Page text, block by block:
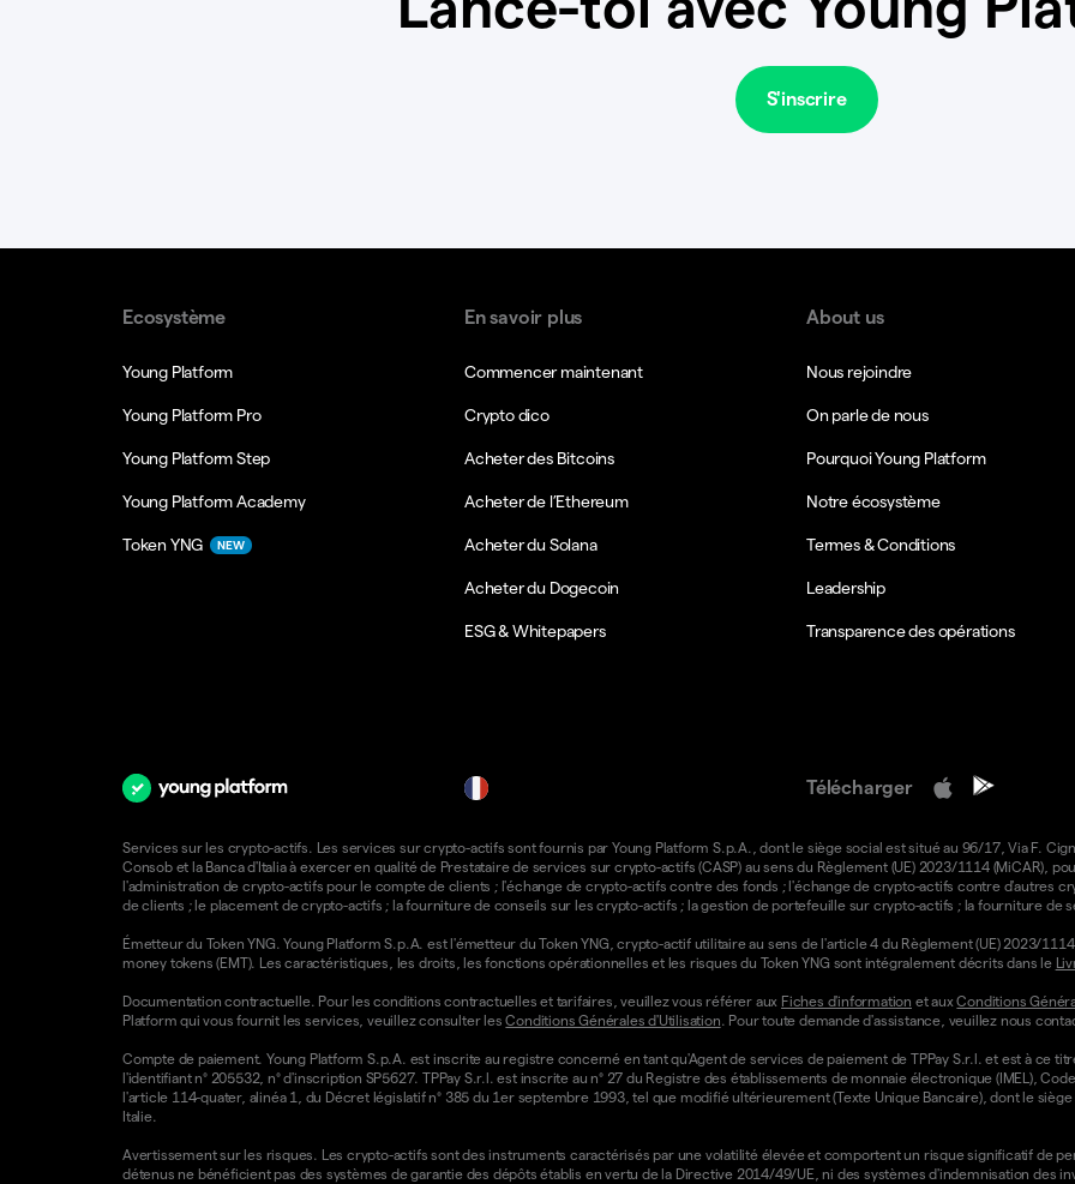
S'inscrire
Ecosystème
Young Platform
Young Platform Pro
Young Platform Step
Young Platform Academy
Token YNG NEW
En savoir plus
Commencer maintenant
Crypto dico
Acheter des Bitcoins
Acheter de l’Ethereum
Acheter du Solana
Acheter du Dogecoin
ESG & Whitepapers
About us
Nous rejoindre
On parle de nous
Pourquoi Young Platform
Notre écosystème
Termes & Conditions
Leadership
Transparence des opérations
Télécharger
Services sur les crypto-actifs. Les services sur crypto-actifs sont fournis par Young Platform S.p.A., dont le siège social est situé au 96/17, Via F.
Consob et la Banca d'Italia à exercer en qualité de Prestataire de services sur crypto-actifs (CASP) au sens du Règlement (UE) 2023/1114 (MiCAR),
l'administration de crypto-actifs pour le compte de clients ; l'échange de crypto-actifs contre des fonds ; l'échange de crypto-actifs contre d'autres
de clients ; le placement de crypto-actifs ; la fourniture de conseils sur les crypto-actifs ; la gestion de portefeuille sur crypto-actifs ; la fourniture
Émetteur du Token YNG. Young Platform S.p.A. est l'émetteur du Token YNG, crypto-actif utilitaire au sens de l'article 4 du Règlement (UE) 2023/
money tokens (EMT). Les caractéristiques, les droits, les fonctions opérationnelles et les risques du Token YNG sont intégralement décrits dans le
Documentation contractuelle. Pour les conditions contractuelles et tarifaires, veuillez vous référer aux Fiches d'information et auxConditions
Platform qui vous fournit les services, veuillez consulter lesConditions Générales d'Utilisation. Pour toute demande d'assistance, veuillez nous
Compte de paiement. Young Platform S.p.A. est inscrite au registre concerné en tant qu'Agent de services de paiement de TPPay S.r.l. et est à ce
l'identifiant n° 205532, n° d'inscription SP5627. TPPay S.r.l. est inscrite au n° 27 du Registre des établissements de monnaie électronique (IMEL),
l'article 114-quater, alinéa 1, du Décret législatif n° 385 du 1er septembre 1993, tel que modifié ultérieurement (Texte Unique Bancaire), dont le siège
Italie.
Avertissement sur les risques. Les crypto-actifs sont des instruments caractérisés par une volatilité élevée et comportent un risque significatif de
détenus ne bénéficient pas des systèmes de garantie des dépôts établis en vertu de la Directive 2014/49/UE, ni des systèmes d'indemnisation des